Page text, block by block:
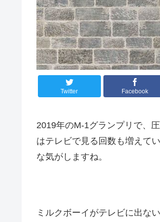
Twitter Facebook
2019年のM-1グランプリで、
はテレビで見る回数も増えて
な気がしますね。
ミルクボーイがテレビに出な